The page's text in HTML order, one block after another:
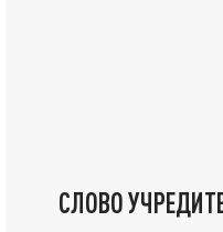
СЛОВО